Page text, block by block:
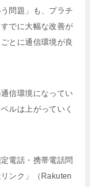
問題」も、プラチ
でに大幅な改善が
とに通信環境が良
信環境になってい
ルは上がっていく
電話・携帯電話問
ンク」（Rakuten